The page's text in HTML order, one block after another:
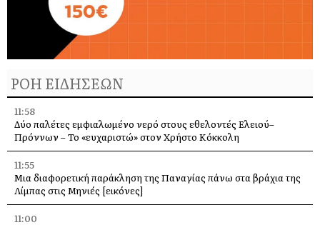
ΡΟΗ ΕΙΔΗΣΕΩΝ
11:58
Δύο παλέτες εμφιαλωμένο νερό στους εθελοντές Ελειού–
Πρόννων – Το «ευχαριστώ» στον Χρήστο Κόκκολη
11:55
Μια διαφορετική παράκληση της Παναγίας πάνω στα βράχια της
Λίμπας στις Μηνιές [εικόνες]
11:00